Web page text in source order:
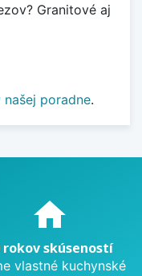
Granitové aj
našej poradne.
home
rokov skúseností
vlastné kuchynské